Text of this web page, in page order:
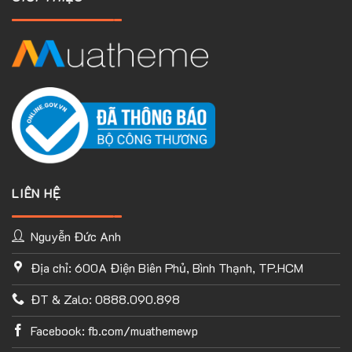
TÙY CHỈNH WEBSITE THEO PHONG CÁCH CỦA BẠN
Với thư viện ứng dụng khổng lồ và UX Builder, bạn có thể tự
tay thiết kế website của mình tùy ý mà không cần đến khả
năng coding. Chỉ cần hình dung ra ý tưởng của mình và
LIÊN HỆ
Nguyễn Đức Anh
Địa chỉ: 600A Điện Biên Phủ, Bình Thạnh, TP.HCM
ĐT & Zalo: 0888.090.898
Facebook: fb.com/muathemewp